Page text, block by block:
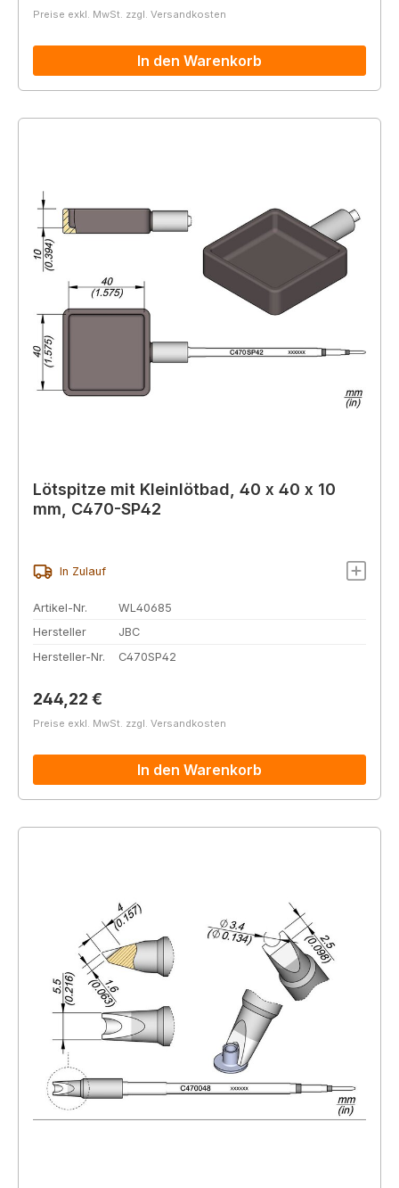
Preise exkl. MwSt. zzgl. Versandkosten
In den Warenkorb
Lötspitze mit Kleinlötbad, 40 x 40 x 10
mm, C470-SP42
In Zulauf
Artikel-Nr.
WL40685
Hersteller
JBC
Hersteller-Nr.
C470SP42
Regulärer Preis:
244,22 €
Preise exkl. MwSt. zzgl. Versandkosten
In den Warenkorb